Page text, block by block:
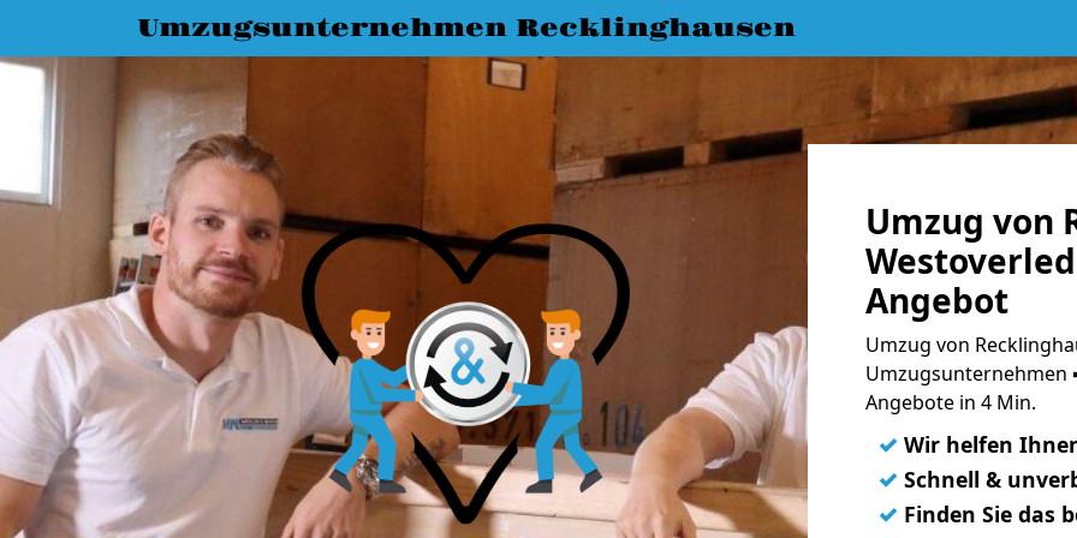
Umzugsunternehmen Recklinghausen
Umzug von
Angebot
Umzug von
Umzugsunternehmen
Angebote in 4 Min.
✓ Wir helfen
✓ Schnell &
✓ Finden Sie das